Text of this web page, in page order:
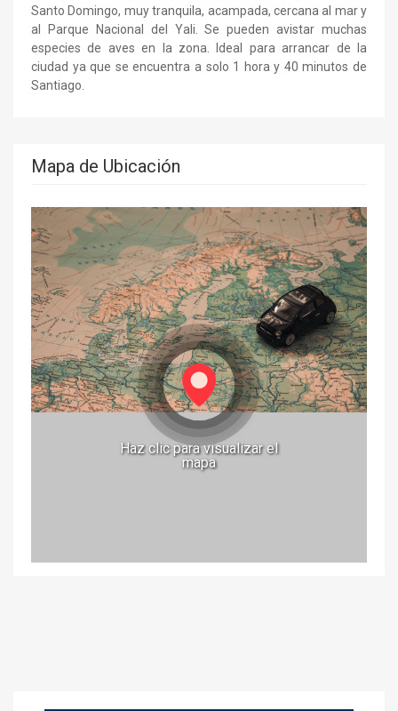
Santo Domingo, muy tranquila, acampada, cercana al mar y
al Parque Nacional del Yali. Se pueden avistar muchas
especies de aves en la zona. Ideal para arrancar de la
ciudad ya que se encuentra a solo 1 hora y 40 minutos de
Santiago.
Mapa de Ubicación
Haz clic para visualizar el
mapa